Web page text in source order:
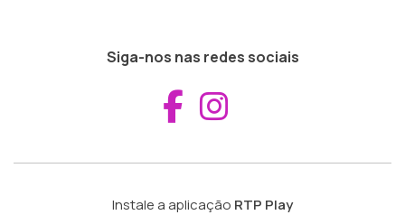
Siga-nos nas redes sociais
Aceder ao
Instale a aplicação RTP Play